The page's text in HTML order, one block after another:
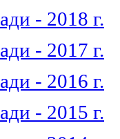
- 2018 г.
- 2017 г.
- 2016 г.
- 2015 г.